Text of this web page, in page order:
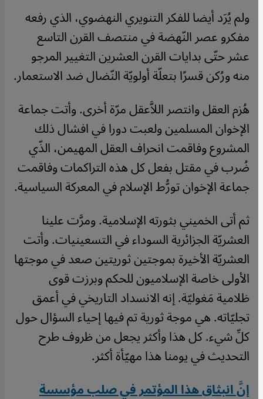
ولم يُرَد أيضا للفكر التنويري النهضوي، الذي رفعه
مفكرو عصر النّهضة في منتصف القرن التاسع
عشر حتّى بدايات القرن العشرين التغيير المرجو
منه ورُكن قسرًا بتعلّة أولويّة النّضال ضد الاستعمار.
هُزم العقل وانتصر اللاَّعقل مرّة أخرى. وأتت جماعة
الإخوان المسلمين ولعبت دورا في افشال ذلك
المشروع وفاقمت انحراف العقل المهيمن، الذّي
ضُرب في مقتل بفعل كل هذه التراكمات وفاقمت
جماعة الإخوان تورُّط الإسلام في المعركة السياسية.
ثم أتى الخميني بثورته الإسلامية. ومرَّت علينا
العشريّة الجزائرية السوداء في التسعينيات. وأتت
العشريّة الأخيرة بموجتين ثوريتين صعد في موجتها
الأولى خاصة الإسلاميون للحكم وبرزت قوى
ظلامية مَغوليّة. إنه الانسداد التاريخي في أعمق
تجليّاته. هي موجة ثورية تم فيها إحياء السؤال حول
كلِّ شيء. كل هذا وأكثر يجعل من ظروف طرح
التحديث في يومنا هذا مهيّأة أكثر.
إنَّ انبثاق هذا المؤتمر في صلب مؤسسة